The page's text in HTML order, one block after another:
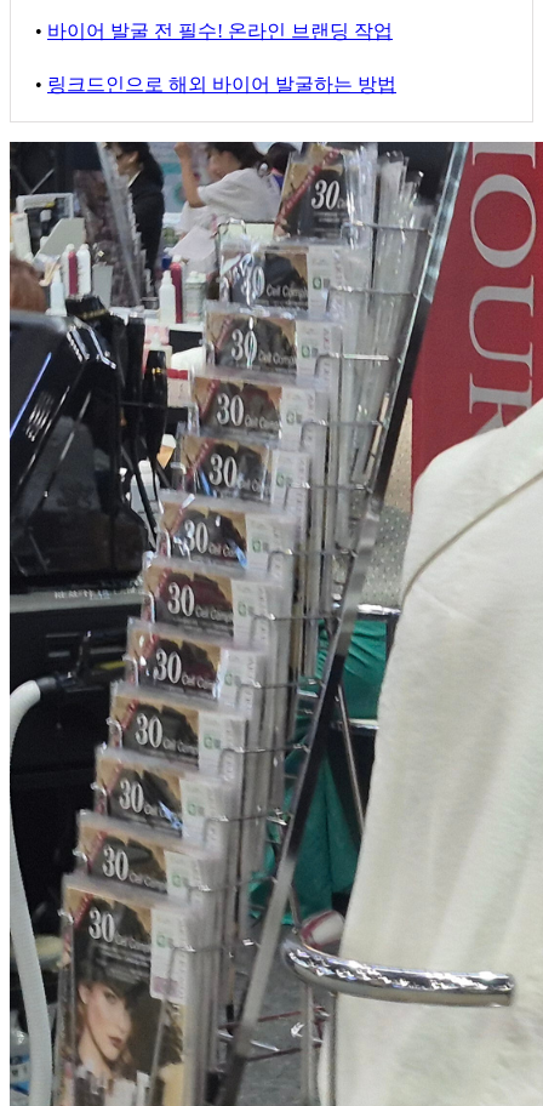
• 바이어 발굴 전 필수! 온라인 브랜딩 작업
• 링크드인으로 해외 바이어 발굴하는 방법